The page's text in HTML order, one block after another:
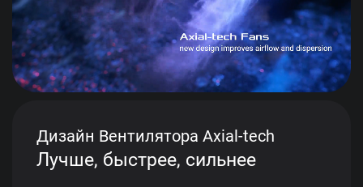
Дизайн Вентилятора Axial-tech
Лучше, быстрее, сильнее